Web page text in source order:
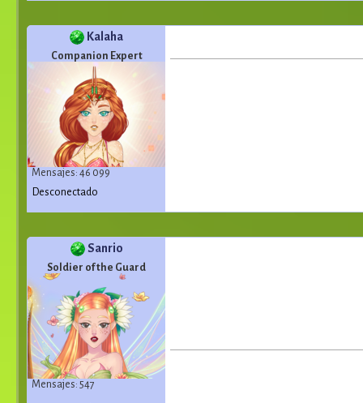
Kalaha
Companion Expert
Mensajes: 46 099
Desconectado
Sanrio
Soldier of the Guard
Mensajes: 547